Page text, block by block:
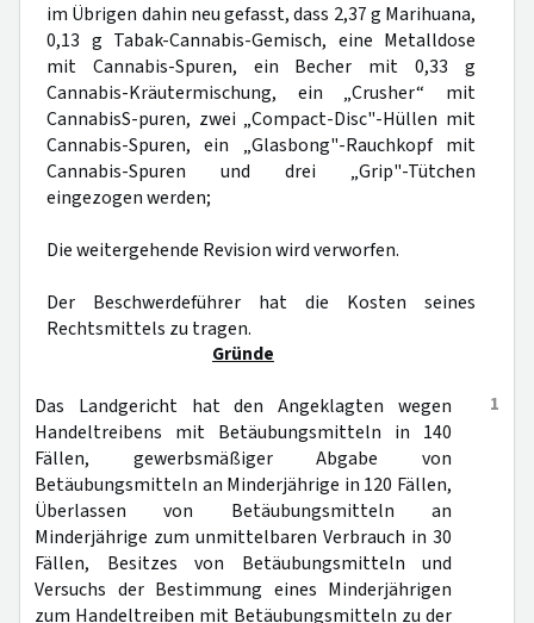
im Übrigen dahin neu gefasst, dass 2,37 g Marihuana,
0,13 g Tabak-Cannabis-Gemisch, eine Metalldose
mit Cannabis-Spuren, ein Becher mit 0,33 g
Cannabis-Kräutermischung, ein „Crusher“ mit
CannabisS-puren, zwei „Compact-Disc"-Hüllen mit
Cannabis-Spuren, ein „Glasbong"-Rauchkopf mit
Cannabis-Spuren und drei „Grip"-Tütchen
eingezogen werden;
Die weitergehende Revision wird verworfen.
Der Beschwerdeführer hat die Kosten seines
Rechtsmittels zu tragen.
Gründe
1
Das Landgericht hat den Angeklagten wegen
Handeltreibens mit Betäubungsmitteln in 140
Fällen, gewerbsmäßiger Abgabe von
Betäubungsmitteln an Minderjährige in 120 Fällen,
Überlassen von Betäubungsmitteln an
Minderjährige zum unmittelbaren Verbrauch in 30
Fällen, Besitzes von Betäubungsmitteln und
Versuchs der Bestimmung eines Minderjährigen
zum Handeltreiben mit Betäubungsmitteln zu der